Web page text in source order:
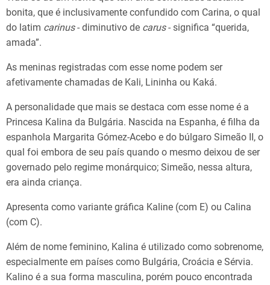
bonita, que é inclusivamente confundido com Carina, o qual
do latim carinus- diminutivo de carus- significa “querida,
amada”.
As meninas registradas com esse nome podem ser
afetivamente chamadas de Kali, Lininha ou Kaká.
A personalidade que mais se destaca com esse nome é a
Princesa Kalina da Bulgária. Nascida na Espanha, é filha da
espanhola Margarita Gómez-Acebo e do búlgaro Simeão II, o
qual foi embora de seu país quando o mesmo deixou de ser
governado pelo regime monárquico; Simeão, nessa altura,
era ainda criança.
Apresenta como variante gráfica Kaline (com E) ou Calina
(com C).
Além de nome feminino, Kalina é utilizado como sobrenome,
especialmente em países como Bulgária, Croácia e Sérvia.
Kalino é a sua forma masculina, porém pouco encontrada